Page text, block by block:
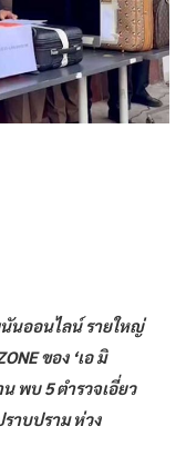
นออนไลน์ รายใหญ่
ของ ‘เอ มิ
พบ 5 ตำรวจเอี่ยว
าบปราม ห่วง